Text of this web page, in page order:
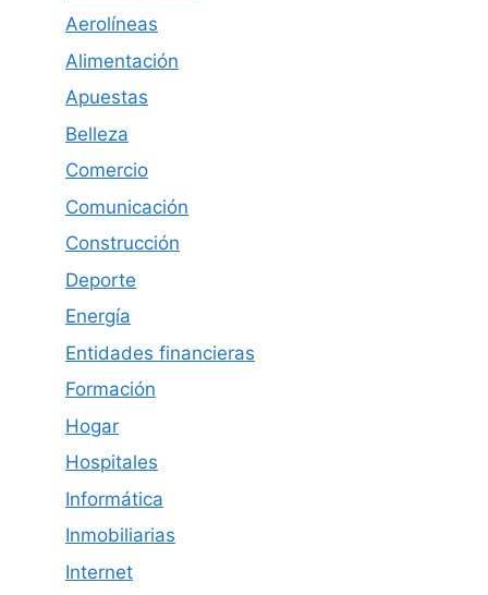
Aerolíneas
Alimentación
Apuestas
Belleza
Comercio
Comunicación
Construcción
Deporte
Energía
Entidades financieras
Formación
Hogar
Hospitales
Informática
Inmobiliarias
Internet